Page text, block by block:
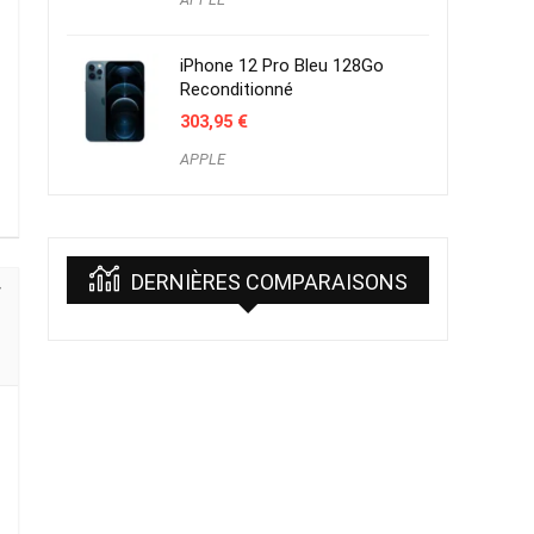
iPhone 12 Pro Bleu 128Go
Reconditionné
303,95 €
APPLE
DERNIÈRES COMPARAISONS